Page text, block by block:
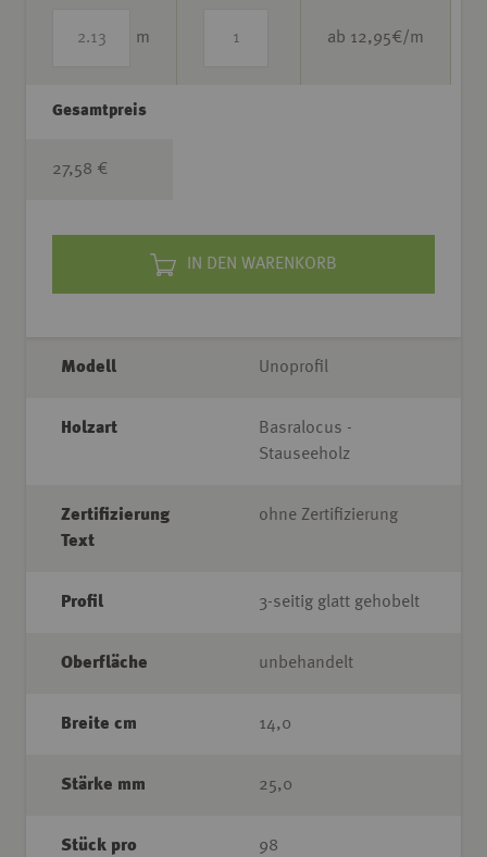
m ab 12,95€/m
Gesamtpreis
27,58 €
IN DEN WARENKORB
Modell Unoprofil
Holzart
Basralocus -
Stauseeholz
Zertifizierung
Text
ohne Zertifizierung
Profil 3-seitig glatt gehobelt
Oberfläche unbehandelt
Breite cm 14,0
Stärke mm 25,0
Stück pro 98